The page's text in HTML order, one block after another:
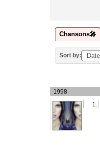
Chansons🎤
Sort by:
1998
1.